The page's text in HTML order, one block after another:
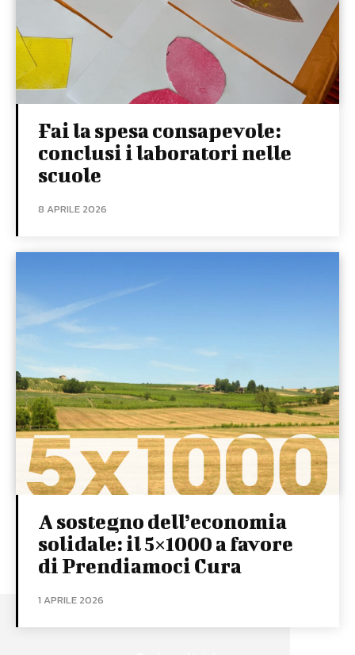
Fai la spesa consapevole:
conclusi i laboratori nelle
scuole
8 APRILE 2026
A sostegno dell’economia
solidale: il 5×1000 a favore
di Prendiamoci Cura
1 APRILE 2026